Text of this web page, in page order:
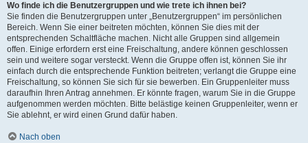
Wo finde ich die Benutzergruppen und wie trete ich ihnen bei?
Sie finden die Benutzergruppen unter „Benutzergruppen“ im persönlichen
Bereich. Wenn Sie einer beitreten möchten, können Sie dies mit der
entsprechenden Schaltfläche machen. Nicht alle Gruppen sind allgemein
offen. Einige erfordern erst eine Freischaltung, andere können geschlossen
sein und weitere sogar versteckt. Wenn die Gruppe offen ist, können Sie ihr
einfach durch die entsprechende Funktion beitreten; verlangt die Gruppe eine
Freischaltung, so können Sie sich für sie bewerben. Ein Gruppenleiter muss
daraufhin Ihren Antrag annehmen. Er könnte fragen, warum Sie in die Gruppe
aufgenommen werden möchten. Bitte belästige keinen Gruppenleiter, wenn er
Sie ablehnt, er wird einen Grund dafür haben.
Nach oben